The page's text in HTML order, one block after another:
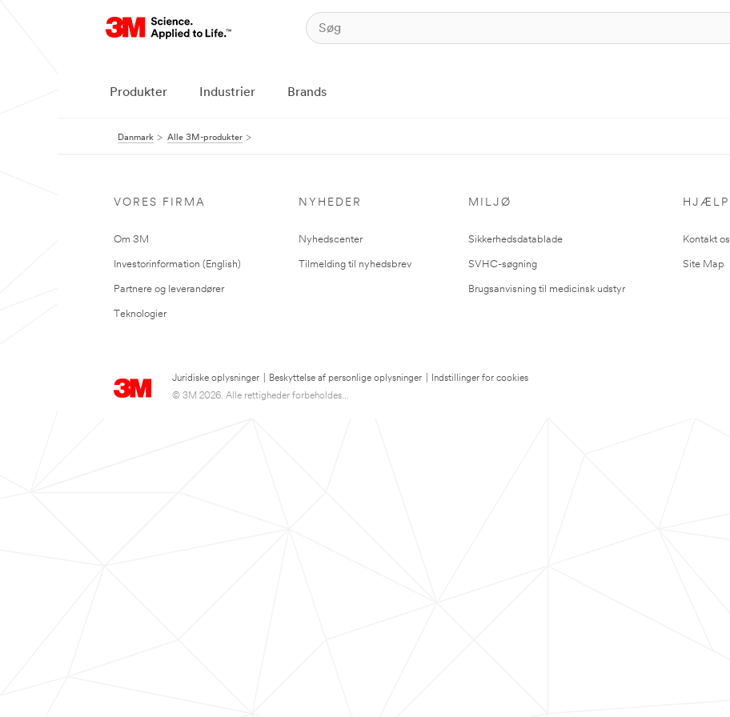
Produkter Industrier Brands
Danmark Alle 3M-produkter
VORES FIRMA
Om 3M
Investorinformation (English)
Partnere og leverandører
Teknologier
NYHEDER
Nyhedscenter
Tilmelding til nyhedsbrev
MILJØ
Sikkerhedsdatablade
SVHC-søgning
Brugsanvisning til medicinsk udstyr
HJÆLP
Kontakt os
Site Map
Juridiske oplysninger Beskyttelse af personlige oplysninger
Indstillinger for cookies
© 3M 2026. Alle rettigheder forbeholdes...